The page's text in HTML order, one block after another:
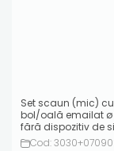
Set scaun (mic) cu
bol/oală emailat
fără dispozitiv de
la aprindere
Cod: